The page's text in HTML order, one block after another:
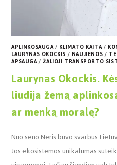
APLINKOSAUGA/ KLIMATO KAITA/
LAURYNAS OKOCKIS/ NAUJIENOS/
APSAUGA/ŽALIOJI TRANSPORTO
Laurynas Okockis.
liudija žemą
ar menką moralę?
Nuo seno Neris buvo svarbus
Jos ekosistemos unikalumas